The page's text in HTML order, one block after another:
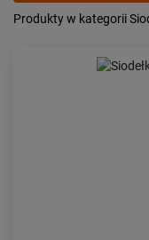
Popularność:
Produkty w kategorii